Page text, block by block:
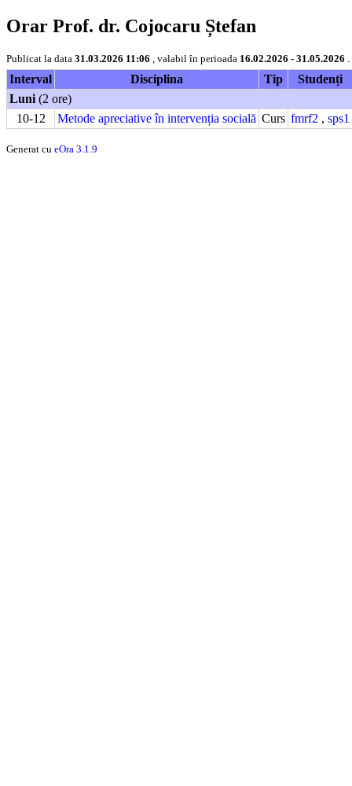
Orar Prof. dr. Cojocaru Ștefan
Publicat la data 31.03.2026 11:06 , valabil în perioada 16.02.2026 - 31.05.2026
Interval Disciplina Tip
Studenți
Luni (2 ore)
10-12
Metode apreciative în intervenția socială Curs fmrf2 , sps1
Generat cu eOra 3.1.9